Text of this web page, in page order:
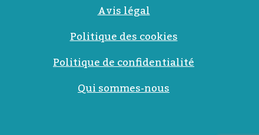
Avis légal
Politique des cookies
Politique de confidentialité
Qui sommes-nous